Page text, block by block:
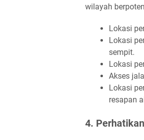
wilayah
Lokasi
Lokasi
sempit.
Lokasi
Akses
Lokasi
resapan
4.